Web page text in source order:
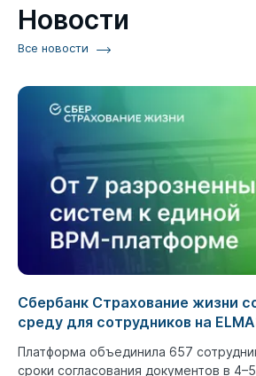
Новости
Все новости
Сбербанк Страхование жизни
среду для сотрудников на
Платформа объединила 657
сроки согласования документов в